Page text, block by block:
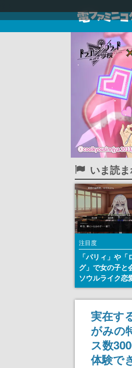
いま読
注目度
「パリィ」や「
グ」で女の子と
ソウルライク恋
『小早川さんは
イク』無料公開
失敗すると「YOU
DIED」
実在す
がみの
ス数
体験で